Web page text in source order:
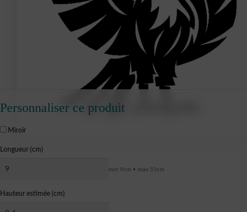
Personnaliser ce produit
Miroir
Longueur (cm)
min 9cm • max 55cm
Hauteur estimée (cm)